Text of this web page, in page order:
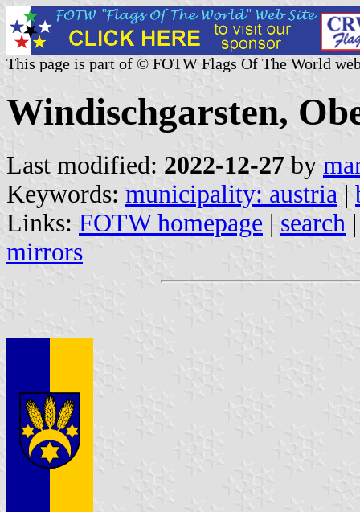
This page is part of © FOTW Flags Of The World
Windischgarsten,
Last modified: 2022-12-27 by
Keywords: municipality: austria |
Links: FOTW homepage | search
mirrors